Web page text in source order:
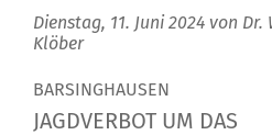
Dienstag, 11. Juni 2024 von Dr.
Klöber
BARSINGHAUSEN
JAGDVERBOT UM DAS